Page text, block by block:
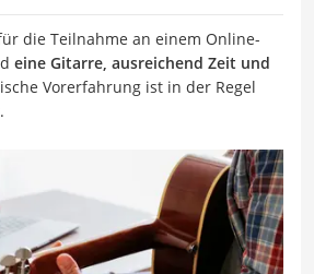
die Teilnahme an einem Online-
eine Gitarre, ausreichend Zeit und
Vorerfahrung ist in der Regel